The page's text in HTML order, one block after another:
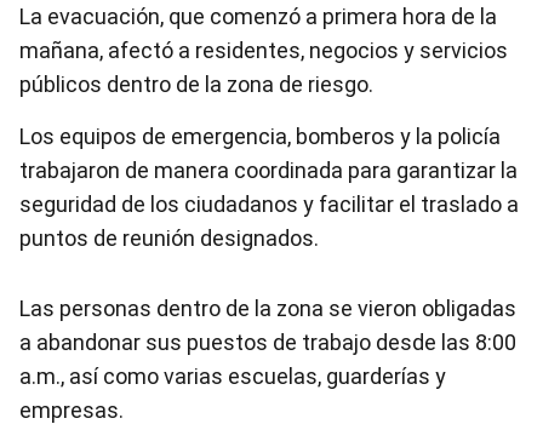
La evacuación, que comenzó a primera hora de la
mañana, afectó a residentes, negocios y servicios
públicos dentro de la zona de riesgo.
Los equipos de emergencia, bomberos y la policía
trabajaron de manera coordinada para garantizar la
seguridad de los ciudadanos y facilitar el traslado a
puntos de reunión designados.
Las personas dentro de la zona se vieron obligadas
a abandonar sus puestos de trabajo desde las 8:00
a.m., así como varias escuelas, guarderías y
empresas.